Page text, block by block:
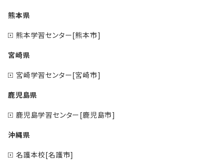
熊本県
熊本学習センター[熊本市]
宮崎県
宮崎学習センター[宮崎市]
鹿児島県
鹿児島学習センター[鹿児島市]
沖縄県
名護本校[名護市]